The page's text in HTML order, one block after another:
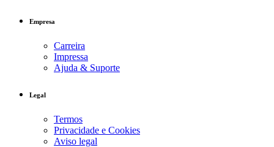
Empresa
Carreira
Impressa
Ajuda & Suporte
Legal
Termos
Privacidade e Cookies
Aviso legal